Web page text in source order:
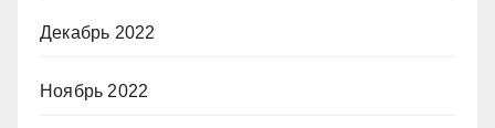
Декабрь 2022
Ноябрь 2022